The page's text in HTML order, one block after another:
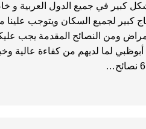
كبير في جميع الدول العربية و
كبير لجميع السكان ويتوجب علينا
ومن النصائح المقدمة يجب
لما لديهم من كفاءة عالية